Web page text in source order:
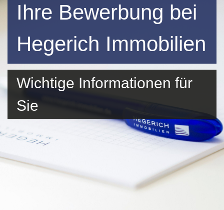
Ihre Bewerbung bei
Hegerich Immobilien
Wichtige Informationen für
Sie